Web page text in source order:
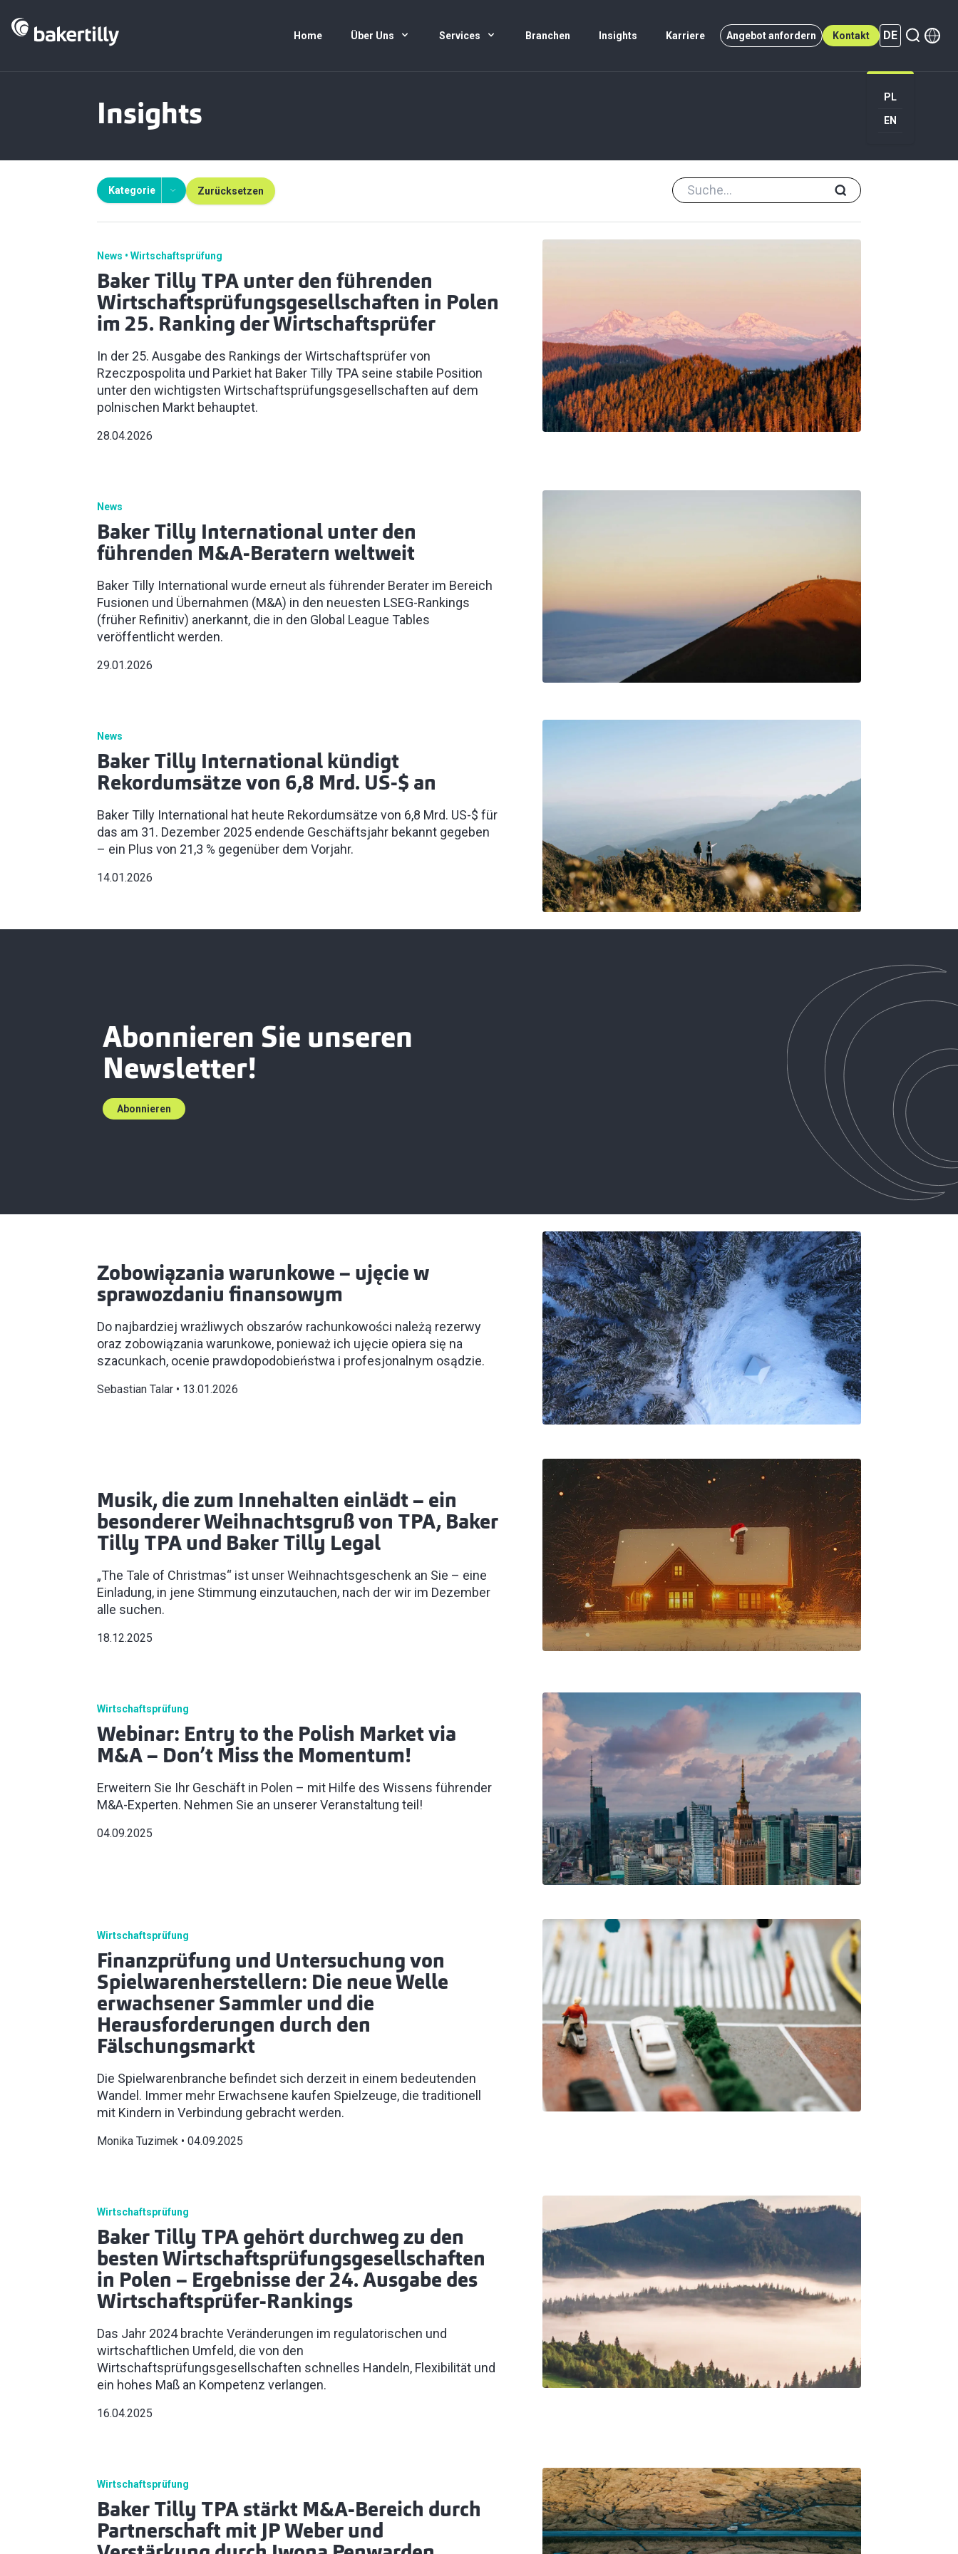
Home Über Uns Services Branchen Insights Karriere Angebot anfordern Kontakt DE
PL
EN
Insights
Kategorie Zurücksetzen
News Wirtschaftsprüfung
Baker Tilly TPA unter den führenden
Wirtschaftsprüfungsgesellschaften in Polen
im 25. Ranking der Wirtschaftsprüfer
In der 25. Ausgabe des Rankings der Wirtschaftsprüfer von
Rzeczpospolita und Parkiet hat Baker Tilly TPA seine stabile Position
unter den wichtigsten Wirtschaftsprüfungsgesellschaften auf dem
polnischen Markt behauptet.
28.04.2026
News
Baker Tilly International unter den
führenden M&A-Beratern weltweit
Baker Tilly International wurde erneut als führender Berater im Bereich
Fusionen und Übernahmen (M&A) in den neuesten LSEG-Rankings
(früher Refinitiv) anerkannt, die in den Global League Tables
veröffentlicht werden.
29.01.2026
News
Baker Tilly International kündigt
Rekordumsätze von 6,8 Mrd. US-$ an
Baker Tilly International hat heute Rekordumsätze von 6,8 Mrd. US-$ für
das am 31. Dezember 2025 endende Geschäftsjahr bekannt gegeben
– ein Plus von 21,3 % gegenüber dem Vorjahr.
14.01.2026
Abonnieren Sie unseren
Newsletter!
Abonnieren
Zobowiązania warunkowe – ujęcie w
sprawozdaniu finansowym
Do najbardziej wrażliwych obszarów rachunkowości należą rezerwy
oraz zobowiązania warunkowe, ponieważ ich ujęcie opiera się na
szacunkach, ocenie prawdopodobieństwa i profesjonalnym osądzie.
Sebastian Talar 13.01.2026
Musik, die zum Innehalten einlädt – ein
besonderer Weihnachtsgruß von TPA, Baker
Tilly TPA und Baker Tilly Legal
„The Tale of Christmas“ ist unser Weihnachtsgeschenk an Sie – eine
Einladung, in jene Stimmung einzutauchen, nach der wir im Dezember
alle suchen.
18.12.2025
Wirtschaftsprüfung
Webinar: Entry to the Polish Market via
M&A – Don’t Miss the Momentum!
Erweitern Sie Ihr Geschäft in Polen – mit Hilfe des Wissens führender
M&A-Experten. Nehmen Sie an unserer Veranstaltung teil!
04.09.2025
Wirtschaftsprüfung
Finanzprüfung und Untersuchung von
Spielwarenherstellern: Die neue Welle
erwachsener Sammler und die
Herausforderungen durch den
Fälschungsmarkt
Die Spielwarenbranche befindet sich derzeit in einem bedeutenden
Wandel. Immer mehr Erwachsene kaufen Spielzeuge, die traditionell
mit Kindern in Verbindung gebracht werden.
Monika Tuzimek 04.09.2025
Wirtschaftsprüfung
Baker Tilly TPA gehört durchweg zu den
besten Wirtschaftsprüfungsgesellschaften
in Polen – Ergebnisse der 24. Ausgabe des
Wirtschaftsprüfer-Rankings
Das Jahr 2024 brachte Veränderungen im regulatorischen und
wirtschaftlichen Umfeld, die von den
Wirtschaftsprüfungsgesellschaften schnelles Handeln, Flexibilität und
ein hohes Maß an Kompetenz verlangen.
16.04.2025
Wirtschaftsprüfung
Baker Tilly TPA stärkt M&A-Bereich durch
Partnerschaft mit JP Weber und